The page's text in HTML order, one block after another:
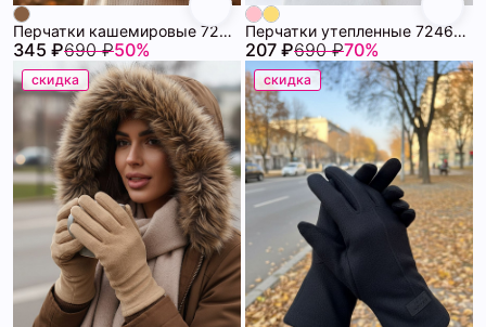
Перчатки кашемировые 72460520\1017
345 ₽690 ₽50%
Перчатки утепленные 72460518\447
207 ₽690 ₽70%
скидка скидка